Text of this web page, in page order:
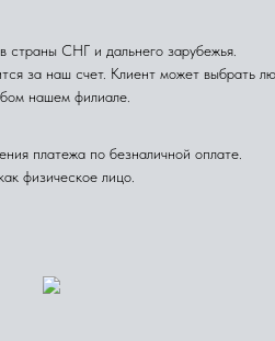
СНГ и дальнего зарубежья.
за наш счет. Клиент может выбрать
нашем филиале.
платежа по безналичной оплате.
физическое лицо.